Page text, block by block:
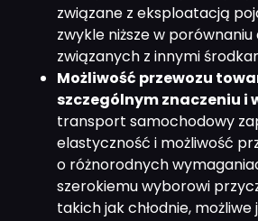
związane z eksploatacją
zwykle niższe w
związanych z innymi
Możliwość przewozu
szczególnym znaczeniu i
transport samochodowy
elastyczność i możliwość
o różnorodnych
szerokiemu wyborowi
takich jak chłodnie,